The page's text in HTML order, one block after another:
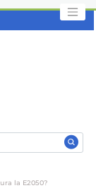
la E2050?